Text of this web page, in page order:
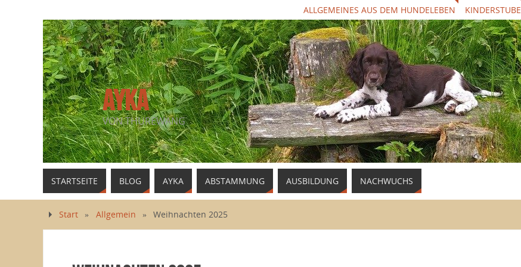
ALLGEMEINES AUS DEM HUNDELEBEN KINDERSTUBE
AYKA
VON THUREWANG
STARTSEITE BLOG AYKA ABSTAMMUNG AUSBILDUNG NACHWUCHS
Start » Allgemein » Weihnachten 2025